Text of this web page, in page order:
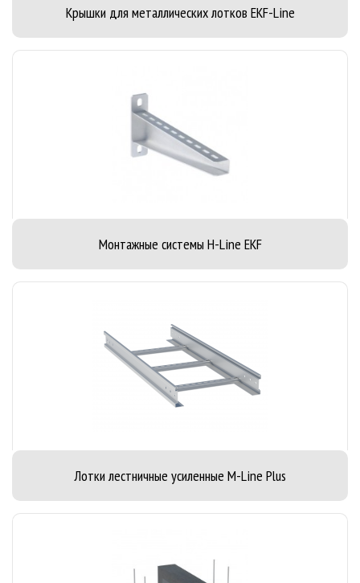
Крышки для металлических лотков EKF-Line
Монтажные системы H-Line EKF
Лотки лестничные усиленные M-Line Plus